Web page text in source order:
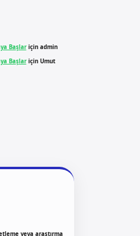
Başlariçin admin
Başlariçin Umut
veya araştırma